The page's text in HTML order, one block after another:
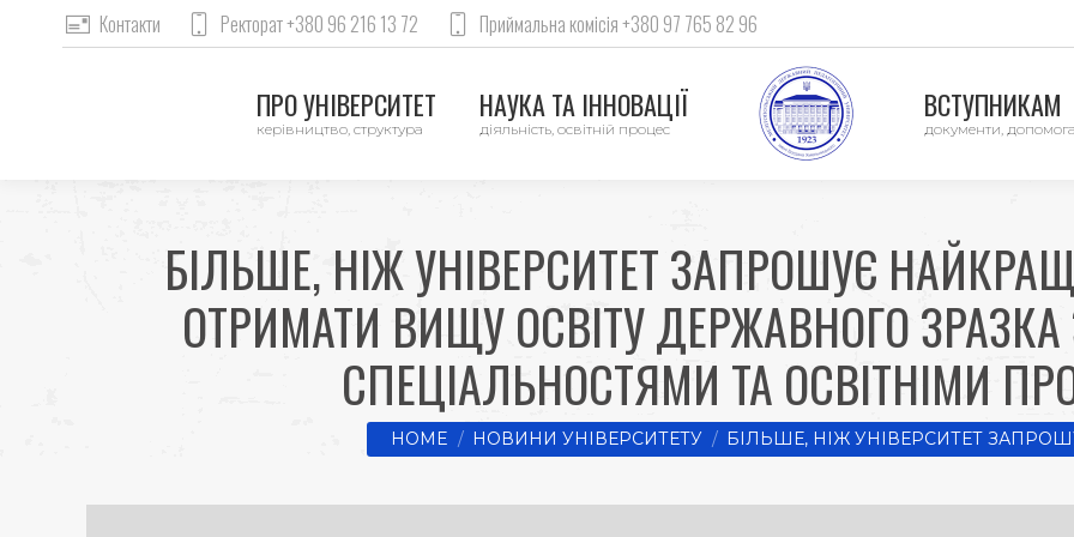
Контакти Ректорат +380 96 216 13 72 Приймальна комісія +380 97 765 82 96
ПРО УНІВЕРСИТЕТ
керівництво, структура
НАУКА ТА ІННОВАЦІЇ
діяльність, освітній процес
ВСТУПНИКАМ
документи, допомога
БІЛЬШЕ, НІЖ УНІВЕРСИТЕТ ЗАПРОШУЄ
ОТРИМАТИ ВИЩУ ОСВІТУ ДЕРЖАВНОГО
СПЕЦІАЛЬНОСТЯМИ ТА ОСВІТНІМИ
You are here:
HOME НОВИНИ УНІВЕРСИТЕТУ БІЛЬШЕ, НІЖ УНІВЕРСИТЕТ